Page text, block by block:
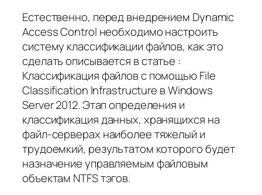
Естественно, перед внедрением Dynamic
Access Control необходимо настроить
систему классификации файлов, как это
сделать описывается в статье :
Классификация файлов с помощью File
Classification Infrastructure в Windows
Server 2012. Этап определения и
классификация данных, хранящихся на
файл-серверах наиболее тяжелый и
трудоемкий, результатом которого будет
назначение управляемым файловым
объектам NTFS тэгов.